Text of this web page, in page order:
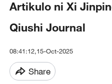
Artikulo ni Xi
Qiushi Journal
08:41:12,15-Oct-2025
Share